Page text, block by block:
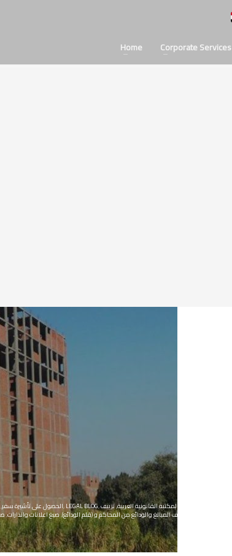
Home Corporate Services
الحصول على تأشيرة سفر, ,LEGAL BLOG, المكتبة القانونية العربية,تزييف
صرف المبالغ والودائع من المحاكم و (قلم الودائع),صيغ اعلانات وانذارات,